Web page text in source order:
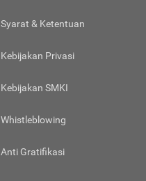
Syarat & Ketentuan
Kebijakan Privasi
Kebijakan SMKI
Whistleblowing
Anti Gratifikasi